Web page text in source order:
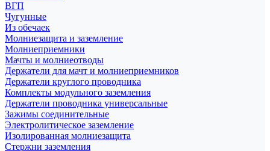
ВГП
Чугунные
Из обечаек
Молниезащита и заземление
Молниеприемники
Мачты и молниеотводы
Держатели для мачт и молниеприемников
Держатели круглого проводника
Комплекты модульного заземления
Держатели проводника универсальные
Зажимы соединительные
Электролитическое заземление
Изолированная молниезащита
Стержни заземления